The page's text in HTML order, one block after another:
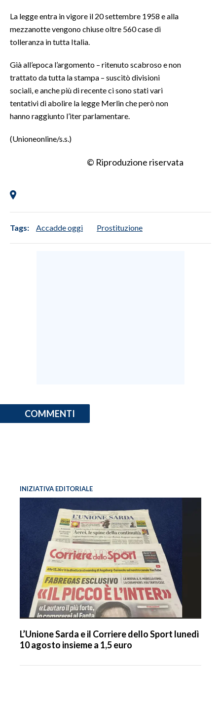
ABBONATI
ANNUNCI
NECROLOGI
La legge entra in vigore il 20 settembre 1958 e alla
mezzanotte vengono chiuse oltre 560 case di
tolleranza in tutta Italia.
Già all’epoca l’argomento – ritenuto scabroso e non
trattato da tutta la stampa – suscitò divisioni
sociali, e anche più di recente ci sono stati vari
tentativi di abolire la legge Merlin che però non
hanno raggiunto l’iter parlamentare.
(Unioneonline/s.s.)
© Riproduzione riservata
Tags: Accadde oggi Prostituzione
COMMENTI
INIZIATIVA EDITORIALE
L’Unione Sarda e il Corriere dello Sport lunedì
10 agosto insieme a 1,5 euro